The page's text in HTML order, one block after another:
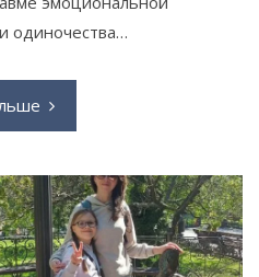
одиночества…